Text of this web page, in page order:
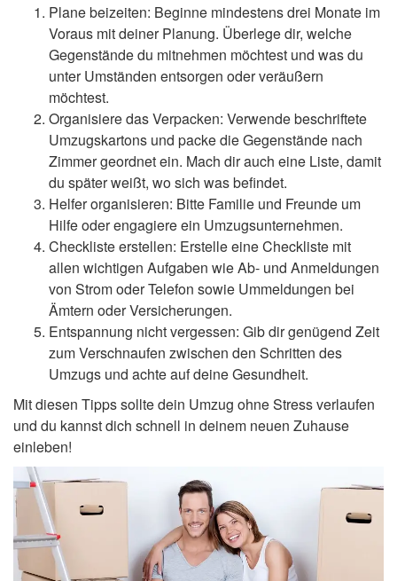
Plane beizeiten: Beginne mindestens drei Monate im
Voraus mit deiner Planung. Überlege dir, welche
Gegenstände du mitnehmen möchtest und was du
unter Umständen entsorgen oder veräußern
möchtest.
Organisiere das Verpacken: Verwende beschriftete
Umzugskartons und packe die Gegenstände nach
Zimmer geordnet ein. Mach dir auch eine Liste, damit
du später weißt, wo sich was befindet.
Helfer organisieren: Bitte Familie und Freunde um
Hilfe oder engagiere ein Umzugsunternehmen.
Checkliste erstellen: Erstelle eine Checkliste mit
allen wichtigen Aufgaben wie Ab- und Anmeldungen
von Strom oder Telefon sowie Ummeldungen bei
Ämtern oder Versicherungen.
Entspannung nicht vergessen: Gib dir genügend Zeit
zum Verschnaufen zwischen den Schritten des
Umzugs und achte auf deine Gesundheit.
Mit diesen Tipps sollte dein Umzug ohne Stress verlaufen
und du kannst dich schnell in deinem neuen Zuhause
einleben!